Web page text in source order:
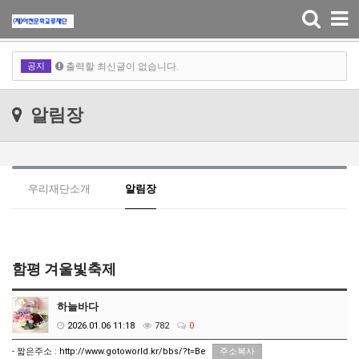
Toggle
navigation
공지
출력할 최신글이 없습니다.
출력할 최신글이 없습니다.
알림장
우리재단소개 알림장
함평 겨울빛축제
하늘바다
2026.01.06 11:18 782 0
- 짧은주소 : http://www.gotoworld.kr/bbs/?t=Be 주소복사